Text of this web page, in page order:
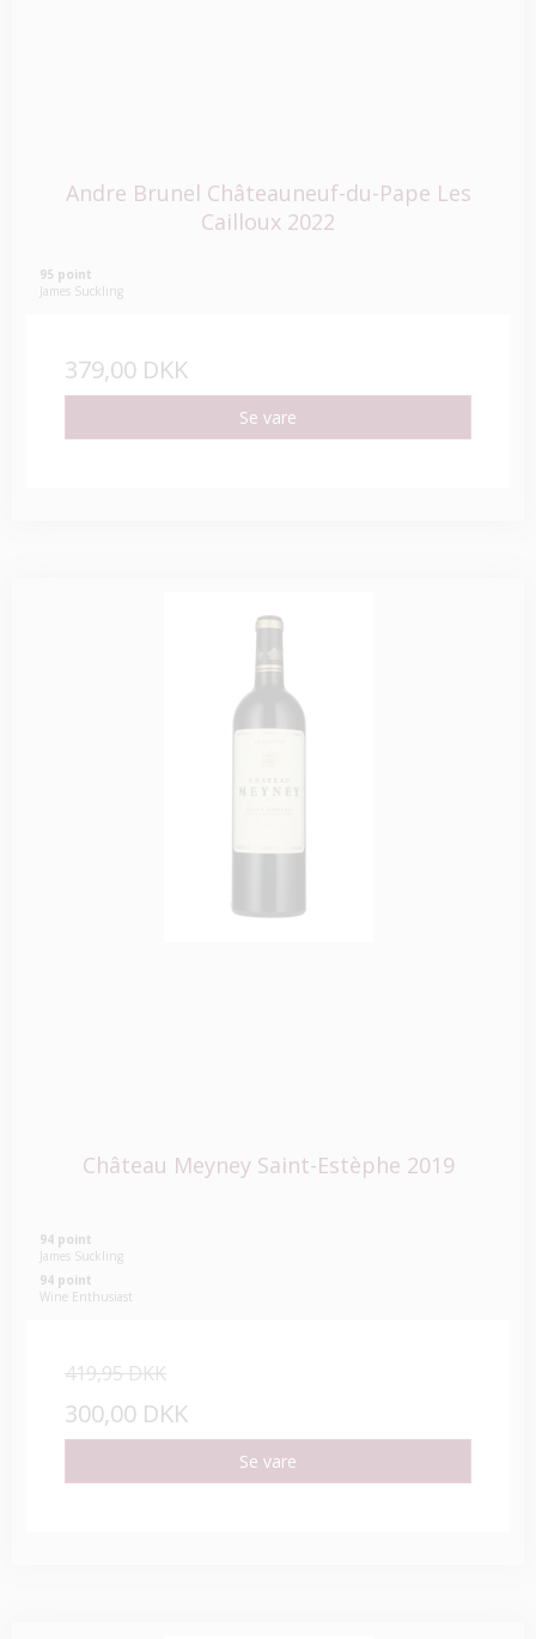
Andre Brunel Châteauneuf-du-Pape Les
Cailloux 2022
95 point
James Suckling
379,00 DKK
Se vare
Château Meyney Saint-Estèphe 2019
94 point
James Suckling
94 point
Wine Enthusiast
419,95 DKK
300,00 DKK
Se vare